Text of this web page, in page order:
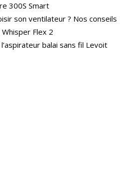
300S Smart
son ventilateur ? Nos conseils
Flex 2
balai sans fil Levoit